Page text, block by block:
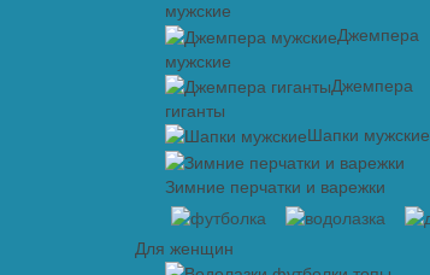
мужские
Джемпера
мужские
Джемпера
гиганты
Шапки мужские
Зимние перчатки и варежки
Для женщин